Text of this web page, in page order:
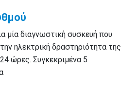
μία διαγνωστική συσκευή που
ηλεκτρική δραστηριότητα της
ώρες. Συγκεκριμένα 5